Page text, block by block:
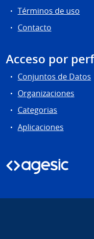
Términos de uso
Contacto
Acceso por
Conjuntos de Datos
Organizaciones
Categorias
Aplicaciones